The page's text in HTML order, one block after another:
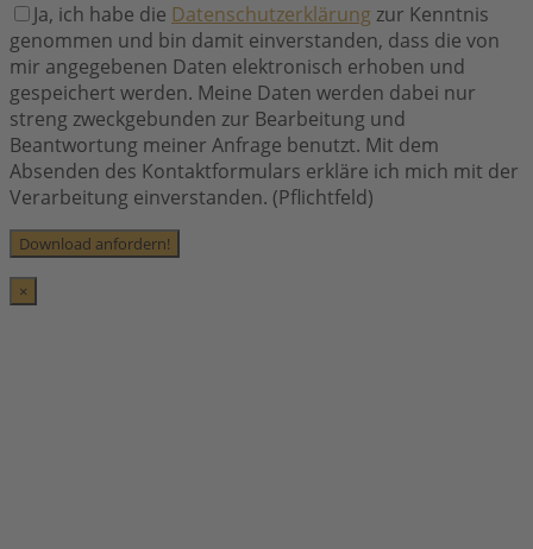
Ja, ich habe die Datenschutzerklärung zur Kenntnis
genommen und bin damit einverstanden, dass die von
mir angegebenen Daten elektronisch erhoben und
gespeichert werden. Meine Daten werden dabei nur
streng zweckgebunden zur Bearbeitung und
Beantwortung meiner Anfrage benutzt. Mit dem
Absenden des Kontaktformulars erkläre ich mich mit der
Verarbeitung einverstanden. (Pflichtfeld)
×